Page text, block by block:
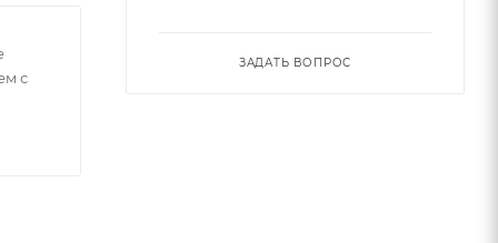
с
ЗАДАТЬ ВОПРОС